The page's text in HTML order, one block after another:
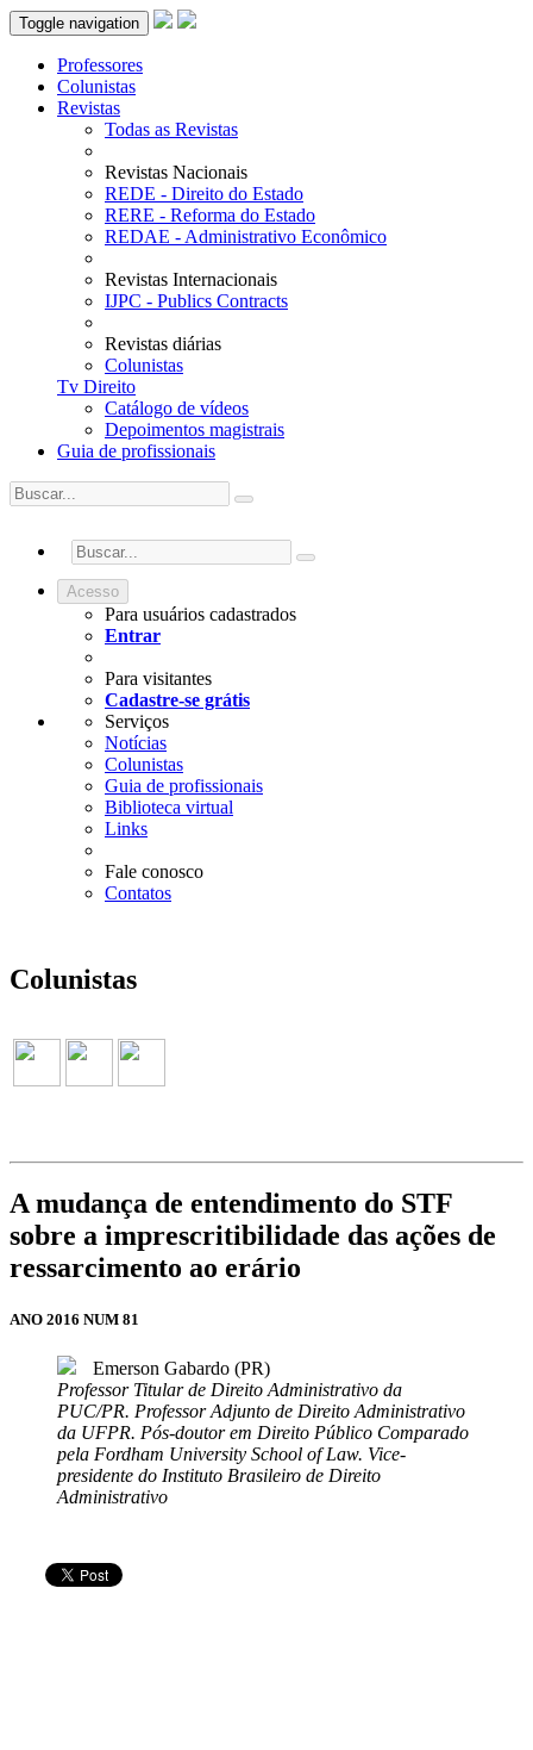
Toggle navigation
Professores
Colunistas
Revistas
Todas as Revistas
Revistas Nacionais
REDE - Direito do Estado
RERE - Reforma do Estado
REDAE - Administrativo Econômico
Revistas Internacionais
IJPC - Publics Contracts
Revistas diárias
Colunistas
Tv Direito
Catálogo de vídeos
Depoimentos magistrais
Guia de profissionais
Acesso
Para usuários cadastrados
Entrar
Para visitantes
Cadastre-se grátis
Serviços
Notícias
Colunistas
Guia de profissionais
Biblioteca virtual
Links
Fale conosco
Contatos
Colunistas
A mudança de entendimento do STF
sobre a imprescritibilidade das ações de
ressarcimento ao erário
ANO 2016 NUM 81
Emerson Gabardo (PR)
Professor Titular de Direito Administrativo da
PUC/PR. Professor Adjunto de Direito Administrativo
da UFPR. Pós-doutor em Direito Público Comparado
pela Fordham University School of Law. Vice-
presidente do Instituto Brasileiro de Direito
Administrativo